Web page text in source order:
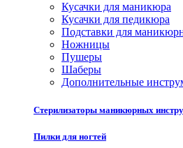
Кусачки для маникюра
Кусачки для педикюра
Подставки для
Ножницы
Пушеры
Шаберы
Дополнительные
Стерилизаторы маникюрных
Пилки для ногтей